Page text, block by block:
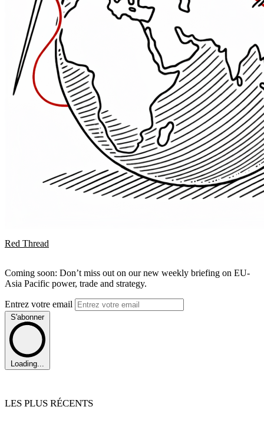
Red Thread
Coming soon: Don’t miss out on our new weekly briefing on EU-
Asia Pacific power, trade and strategy.
Entrez votre email
S'abonner
Loading...
LES PLUS RÉCENTS